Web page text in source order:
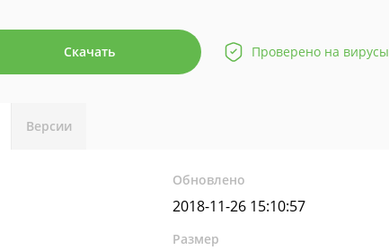
Скачать Проверено на вирусы
Версии
Обновлено
2018-11-26 15:10:57
Размер